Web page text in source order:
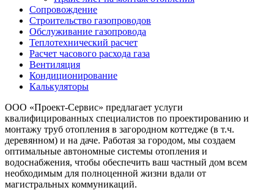
Сопровождение
Строительство газопроводов
Обслуживание газопровода
Теплотехнический расчет
Расчет часового расхода газа
Вентиляция
Кондиционирование
Калькуляторы
ООО «Проект-Сервис» предлагает услуги
квалифицированных специалистов по проектированию и
монтажу труб отопления в загородном коттедже (в т.ч.
деревянном) и на даче. Работая за городом, мы создаем
оптимальные автономные системы отопления и
водоснабжения, чтобы обеспечить ваш частный дом всем
необходимым для полноценной жизни вдали от
магистральных коммуникаций.